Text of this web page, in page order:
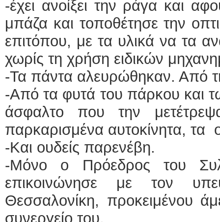
-έχει ανοίξει την ράγα και
μπάζα και τοποθέτησε την
επιτόπου, με τα υλικά να τα
χωρίς τη χρήση ειδικών
-Τα πάντα αλευρώθηκαν. Από
-Από τα φυτά του πάρκου και
άσφαλτο που την
παρκαρισμένα αυτοκίνητα, τα
-Και ουδείς παρενέβη.
-Μόνο ο Πρόεδρος του
επικοινώνησε με τον
Θεσσαλονίκη, προκειμένου
συνεργείο του,